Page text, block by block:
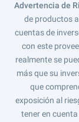
Advertencia de
de productos
cuentas de
con este
realmente se
más que su
que
exposición al
tener en